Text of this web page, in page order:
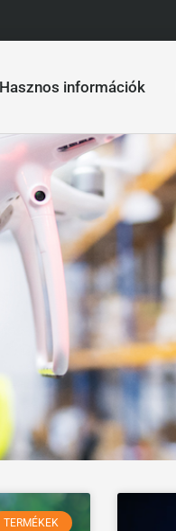
Hasznos információk
TERMÉKEK